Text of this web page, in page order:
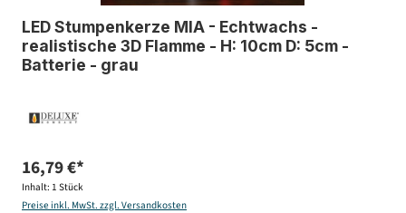
LED Stumpenkerze MIA - Echtwachs -
realistische 3D Flamme - H: 10cm D: 5cm -
Batterie - grau
16,79 €*
Inhalt: 1 Stück
Preise inkl. MwSt. zzgl. Versandkosten